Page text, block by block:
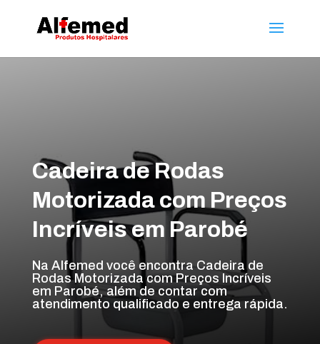
Cadeira de Rodas
Motorizada com Preços
Incríveis em Parobé
Na Alfemed você encontra Cadeira de
Rodas Motorizada com Preços Incríveis
em Parobé, além de contar com
atendimento qualificado e entrega rápida.